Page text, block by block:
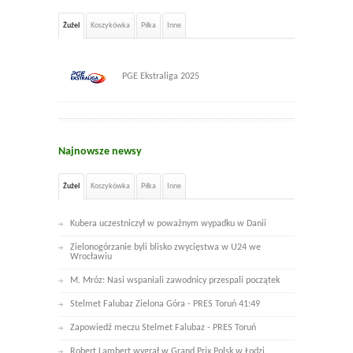
Żużel Koszykówka Piłka Inne
PGE Ekstraliga 2025
Najnowsze newsy
Żużel Koszykówka Piłka Inne
Kubera uczestniczył w poważnym wypadku w Danii
Zielonogórzanie byli blisko zwycięstwa w U24 we
Wrocławiu
M. Mróz: Nasi wspaniali zawodnicy przespali początek
Stelmet Falubaz Zielona Góra - PRES Toruń 41:49
Zapowiedź meczu Stelmet Falubaz - PRES Toruń